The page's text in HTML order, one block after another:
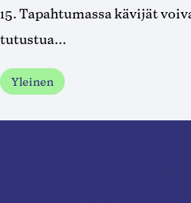
15. Tapahtumassa kävijät
tutustua...
Yleinen